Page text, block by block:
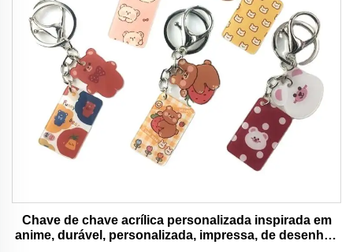
Chave de chave acrílica personalizada inspirada em
anime, durável, personalizada, impressa, de desenhos